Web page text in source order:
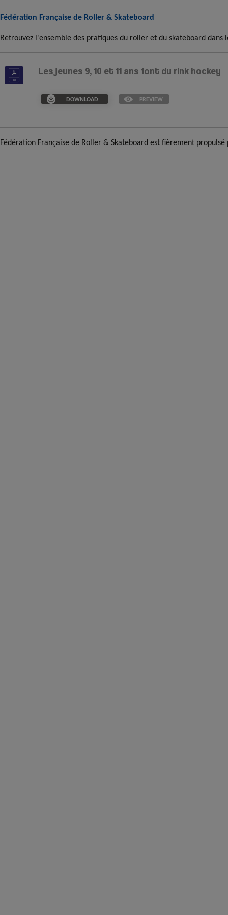
Fédération Française de Roller & Skateboard
Retrouvez l'ensemble des pratiques du roller et du skateboard dans
Les jeunes 9, 10 et 11 ans font du rink hockey
DOWNLOAD PREVIEW
Fédération Française de Roller & Skateboard est fièrement